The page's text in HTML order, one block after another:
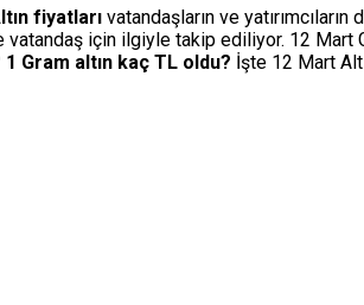
fiyatları vatandaşların ve
için ilgiyle takip ediliyor. 12 Mart
1 Gram altın kaç TL oldu? İşte 12 Mart